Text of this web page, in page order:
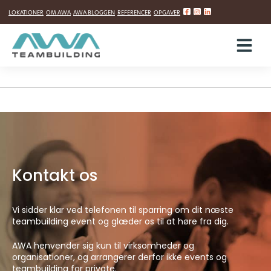
til
indholdet
LOKATIONER OM AWA AWA BLOGGEN REFERENCER OPGAVER
Jens Herping Ellegaard
Skrevetden19. juni 2025
Læsetid: 0 minutter
Kontakt os
Vi sidder klar ved telefonen til sparring om dit næste
teambuilding event og glæder os til at høre fra dig.
AWA henvender sig kun til virksomheder og
organisationer, og arrangerer derfor ikke events og
teambuilding for private.